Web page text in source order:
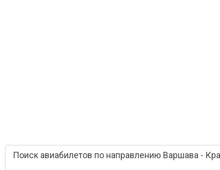
Поиск авиабилетов по направлению Варшава -